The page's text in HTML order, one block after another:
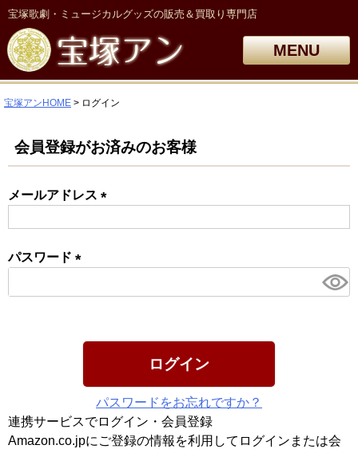
宝塚歌劇・ミュージカルグッズの販売＆買取り専門店
MENU
宝塚アンHOME ログイン
会員登録がお済みのお客様
メールアドレス
パスワード
須)
ログイン
パスワードをお忘れですか？
連携サービスでログイン・会員登録
Amazon.co.jpにご登録の情報を利用してログインまたは会